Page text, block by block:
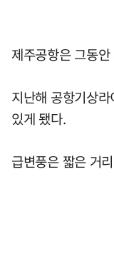
제주공항은 그동
지난해 공항기상
있게 됐다.
급변풍은 짧은 거